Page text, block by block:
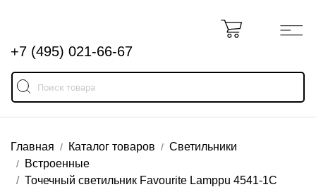
+7 (495) 021-66-67
Главная Каталог товаров
Светильники
Встроенные
Точечный светильник Favourite Lamppu 4541-1C